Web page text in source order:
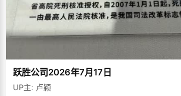
跃胜公司2026年7月17日
UP主: 卢颖